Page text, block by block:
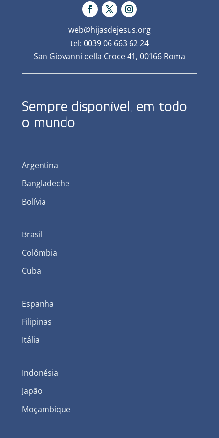
web@hijasdejesus.org
tel: 0039 06 663 62 24
San Giovanni della Croce 41, 00166 Roma
Sempre disponível, em todo
o mundo
Argentina
Bangladeche
Bolívia
Brasil
Colômbia
Cuba
Espanha
Filipinas
Itália
Indonésia
Japão
Moçambique